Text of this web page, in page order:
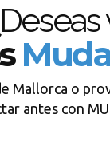
Mallorca o
antes con